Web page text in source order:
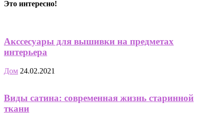
Это интересно!
Акссесуары для вышивки на предметах
интерьера
Дом 24.02.2021
Виды сатина: современная жизнь старинной
ткани